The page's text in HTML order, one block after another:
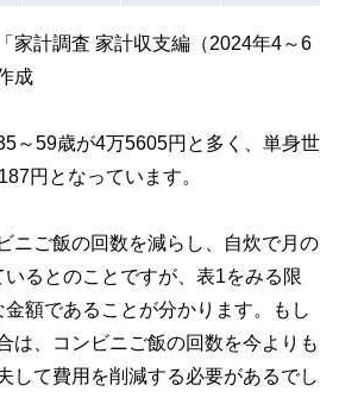
家計調査 家計収支編（2024年4～6
成
～59歳が4万5605円と多く、単身世
円となっています。
ニご飯の回数を減らし、自炊で月の
るとのことですが、表1をみる限
額であることが分かります。もし
は、コンビニご飯の回数を今よりも
して費用を削減する必要があるでし